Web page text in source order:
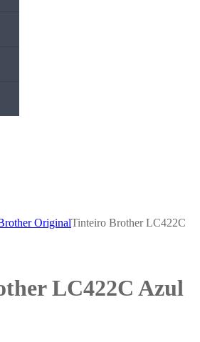
OriginalTinteiro Brother LC422C
LC422C Azul